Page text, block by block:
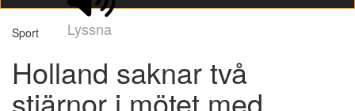
Lyssna
Sport
Holland saknar två
stjärnor i mötet med